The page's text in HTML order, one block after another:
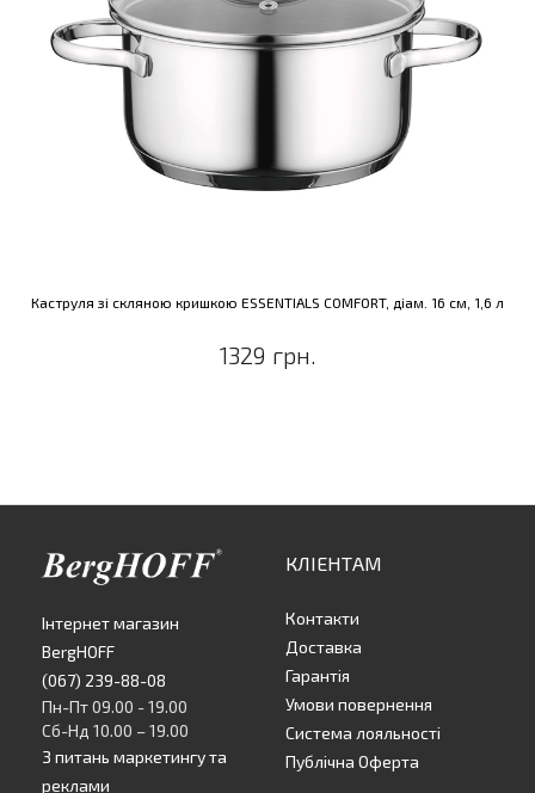
Каструля зі скляною кришкою ESSENTIALS COMFORT, діам. 16 см, 1,6 л
1329 грн.
Інтернет магазин
BergHOFF
(067) 239-88-08
Пн-Пт 09.00 - 19.00
Сб-Нд 10.00 – 19.00
З питань маркетингу та
реклами
КЛІЕНТАМ
Контакти
Доставка
Гарантія
Умови повернення
Система лояльності
Публічна Оферта